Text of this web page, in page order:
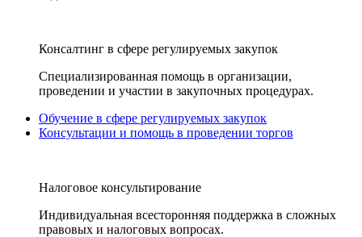
Консалтинг в сфере регулируемых закупок
Специализированная помощь в организации,
проведении и участии в закупочных процедурах.
Обучение в сфере регулируемых закупок
Консультации и помощь в проведении торгов
Налоговое консультирование
Индивидуальная всесторонняя поддержка в сложных
правовых и налоговых вопросах.